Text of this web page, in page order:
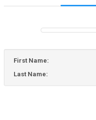
First Name:
Last Name: